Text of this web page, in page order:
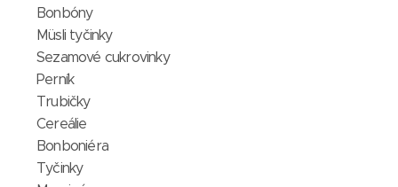
Bonbóny
Müsli tyčinky
Sezamové cukrovinky
Perník
Trubičky
Cereálie
Bonboniéra
Tyčinky